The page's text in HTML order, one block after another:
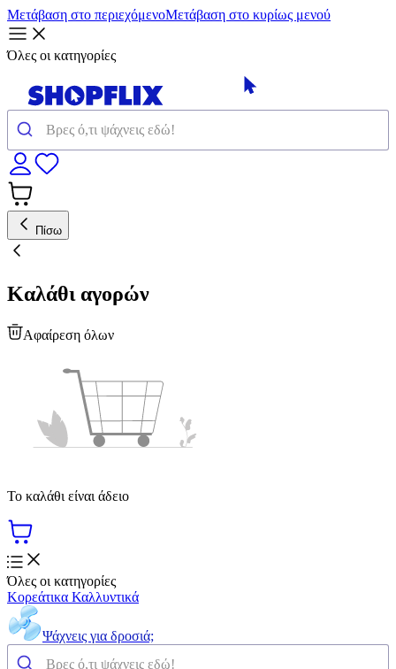
Μετάβαση στο περιεχόμενοΜετάβαση στο κυρίως μενού
Όλες οι κατηγορίες
Πίσω
Καλάθι αγορών
Αφαίρεση όλων
Το καλάθι είναι άδειο
Όλες οι κατηγορίες
Κορεάτικα Καλλυντικά
Ψάχνεις για δροσιά;